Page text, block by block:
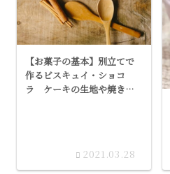
【お菓子の基本】別立てで
作るビスキュイ・ショコ
ラ ケーキの生地や焼き菓
2021.03.28